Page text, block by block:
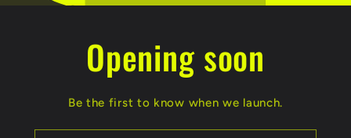
Opening soon
Be the first to know when we launch.